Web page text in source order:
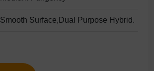
Smooth Surface,Dual Purpose Hybrid.